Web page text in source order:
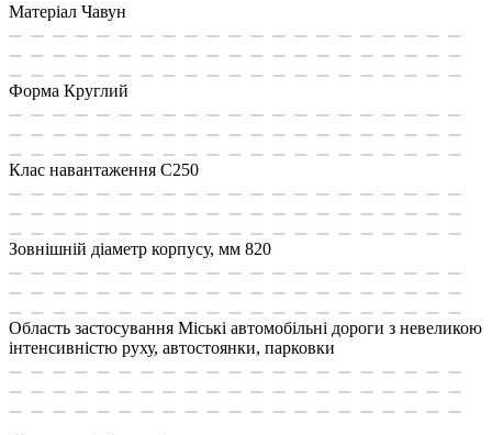
Матеріал Чавун
Форма Круглий
Клас навантаження С250
Зовнішній діаметр корпусу, мм 820
Область застосування Міські автомобільні дороги з невеликою
інтенсивністю руху, автостоянки, парковки